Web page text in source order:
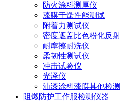
防火涂料测厚仪
漆膜干燥性能测试
附着力测试仪
密度遮盖比色粉化反射
耐摩擦耐洗仪
柔韧性测试仪
冲击试验仪
光泽仪
油漆涂料漆膜其他检测
阻燃防护工作服检测仪器